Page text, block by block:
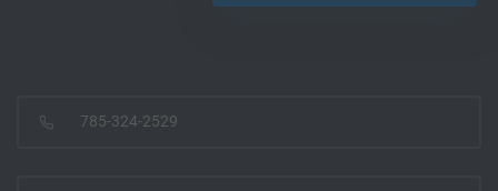
785-324-2529